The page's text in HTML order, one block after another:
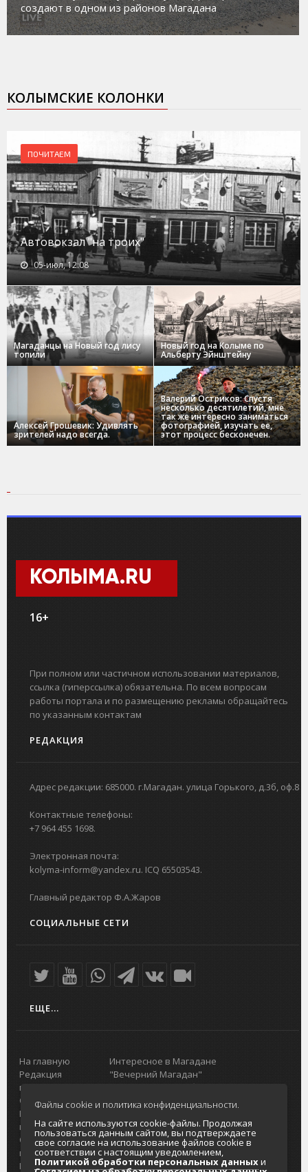
создают в одном из районов Магадана
КОЛЫМСКИЕ КОЛОНКИ
ПОЧИТАЕМ
Автовокзал "на троих"
05-июл, 12:08
Магаданцы на Новый год лису
топили
Новый год на Колыме по
Альберту Эйнштейну
Алексей Грошевик: Удивлять
зрителей надо всегда.
Валерий Остриков: Спустя
несколько десятилетий, мне
так же интересно заниматься
фотографией, изучать ее,
этот процесс бесконечен.
КОЛЫМА.RU
16+
При полном или частичном использовании материалов,
ссылка (гиперссылка) обязательна. По всем вопросам
работы портала и по размещению рекламы обращайтесь
по указанным контактам
РЕДАКЦИЯ
Адрес редакции: 685000. г.Магадан. улица Горького, д.3б, оф.8
Контактные телефоны:
+7 964 455 1698.
Электронная почта:
kolyma-inform@yandex.ru. ICQ 65503543.
Главный редактор Ф.А.Жаров
СОЦИАЛЬНЫЕ СЕТИ
ЕЩЕ...
На главную
Редакция
портала
О проекте
Реклама на
портале
Отзывы и
предложения
Интернет-
Интересное в Магадане
"Вечерний Магадан"
Городская доска объявлений
Главный туристический портал
Колымы
Политика в отношении обработки
персональных данных
Согласие на обработку персональных
Файлы cookie и политика конфиденциальности.
На сайте используются cookie-файлы. Продолжая
пользоваться данным сайтом, вы подтверждаете
свое согласие на использование файлов cookie в
соответствии с настоящим уведомлением,
Политикой обработки персональных данныхи